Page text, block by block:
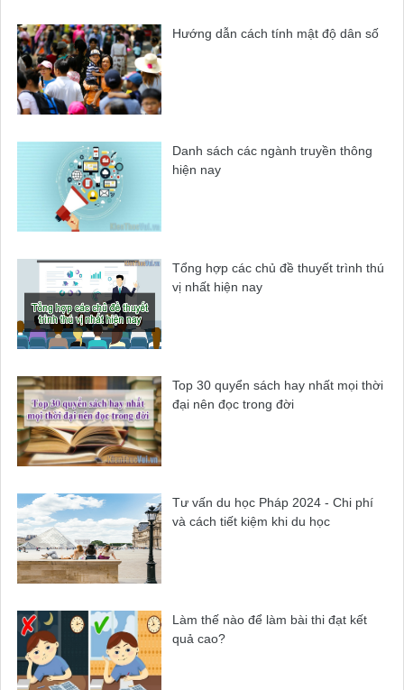
Hướng dẫn cách tính mật độ dân số
Danh sách các ngành truyền thông
hiện nay
Tổng hợp các chủ đề thuyết trình thú
vị nhất hiện nay
Top 30 quyển sách hay nhất mọi thời
đại nên đọc trong đời
Tư vấn du học Pháp 2024 - Chi phí
và cách tiết kiệm khi du học
Làm thế nào để làm bài thi đạt kết
quả cao?